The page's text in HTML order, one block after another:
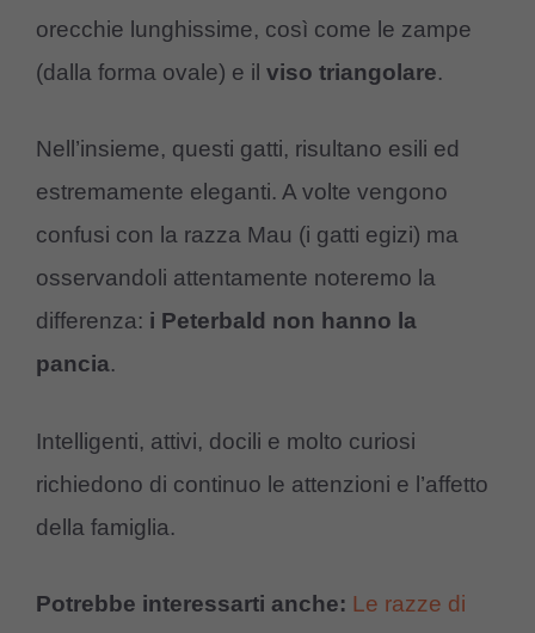
orecchie lunghissime, così come le zampe
(dalla forma ovale) e il viso triangolare.
Nell’insieme, questi gatti, risultano esili ed
estremamente eleganti. A volte vengono
confusi con la razza Mau (i gatti egizi) ma
osservandoli attentamente noteremo la
differenza: i Peterbald non hanno la
pancia.
Intelligenti, attivi, docili e molto curiosi
richiedono di continuo le attenzioni e l’affetto
della famiglia.
Potrebbe interessarti anche: Le razze di